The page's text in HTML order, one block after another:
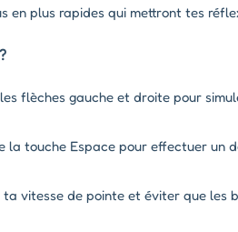
en plus rapides qui mettront tes
flèches gauche et droite pour
la touche Espace pour effectuer un
vitesse de pointe et éviter que les